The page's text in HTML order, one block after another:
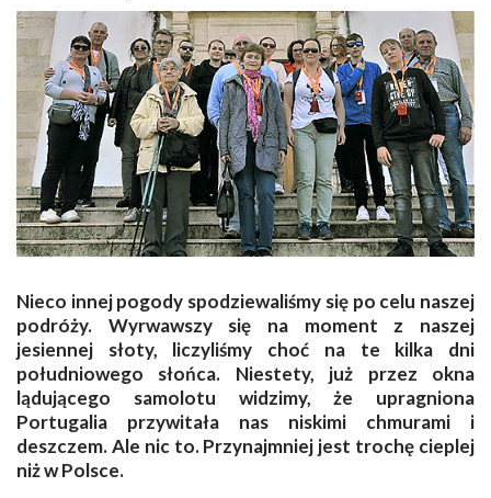
Nieco innej pogody spodziewaliśmy się po celu naszej
podróży. Wyrwawszy się na moment z naszej
jesiennej słoty, liczyliśmy choć na te kilka dni
południowego słońca. Niestety, już przez okna
lądującego samolotu widzimy, że upragniona
Portugalia przywitała nas niskimi chmurami i
deszczem. Ale nic to. Przynajmniej jest trochę cieplej
niż w Polsce.